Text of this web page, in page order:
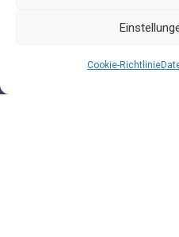
Cookie-Richtlinie